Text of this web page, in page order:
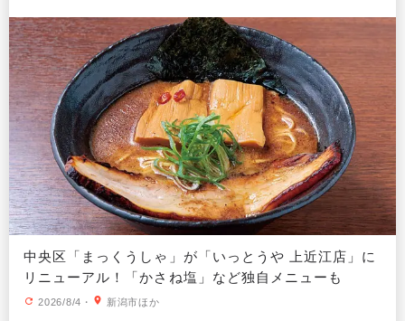
中央区「まっくうしゃ」が「いっとうや 上近江店」に
リニューアル！「かさね塩」など独自メニューも
2026/8/4 ・ 新潟市ほか